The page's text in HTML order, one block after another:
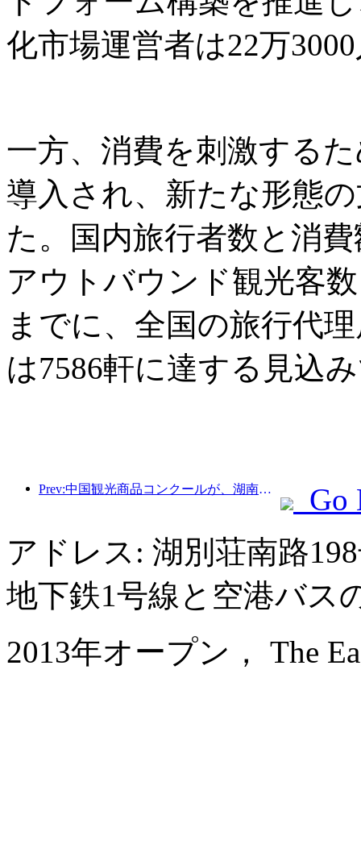
化市場運営者は22万
一方、消費を刺激する
導入され、新たな形態
た。国内旅行者数と消
アウトバウンド観光客
までに、全国の旅行代
は7586軒に達する見込
Prev:中国観光商品コンクールが、湖南省湘潭市にて盛況のうちに開催されました。
Go
アドレス: 湖別荘南路
地下鉄1号線と空港バス
2013年オープン， The